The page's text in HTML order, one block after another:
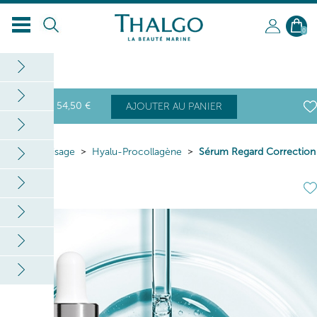
0
54,50 € AJOUTER AU PANIER
Home Visage Hyalu-Procollagène
Sérum Regard Correction
Rides